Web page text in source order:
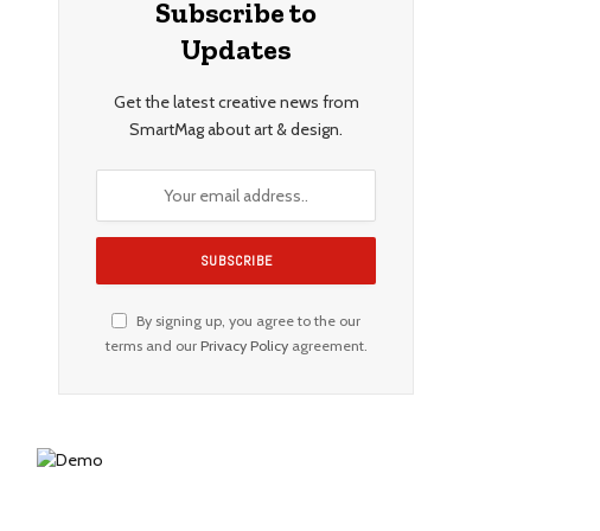
Subscribe to
Updates
Get the latest creative news from
SmartMag about art & design.
By signing up, you agree to the our
terms and our Privacy Policyagreement.